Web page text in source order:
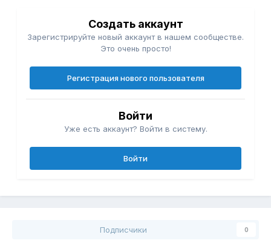
Создать аккаунт
Зарегистрируйте новый аккаунт в нашем сообществе.
Это очень просто!
Регистрация нового пользователя
Войти
Уже есть аккаунт? Войти в систему.
Войти
Подписчики 0